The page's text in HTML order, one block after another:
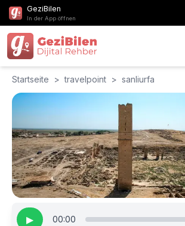
GeziBilen
In der App öffnen
Startseite > travelpoint > sanliurfa
▶ 00:00